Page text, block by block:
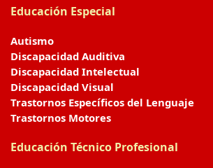
Educación Especial
Autismo
Discapacidad Auditiva
Discapacidad Intelectual
Discapacidad Visual
Trastornos Específicos del Lenguaje
Trastornos Motores
Educación Técnico Profesional